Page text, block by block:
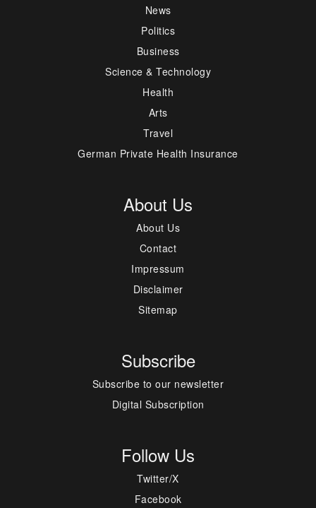
News
Politics
Business
Science & Technology
Health
Arts
Travel
German Private Health Insurance
About Us
About Us
Contact
Impressum
Disclaimer
Sitemap
Subscribe
Subscribe to our newsletter
Digital Subscription
Follow Us
Twitter/X
Facebook